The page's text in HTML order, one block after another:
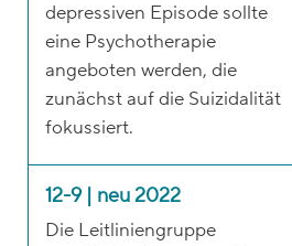
depressiven Episode sollte
eine Psychotherapie
angeboten werden, die
zunächst auf die Suizidalität
fokussiert.
12-9 | neu 2022
Die Leitliniengruppe